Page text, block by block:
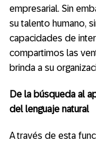
empresarial. Sin
su talento humano,
capacidades de
compartimos las
brinda a su
De la búsqueda al
del lenguaje natural
A través de esta